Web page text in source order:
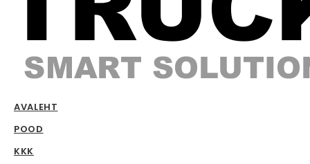
AVALEHT
POOD
KKK